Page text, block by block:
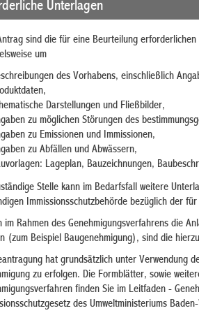
Unterlagen
sind die für eine Beurteilung
um
des Vorhabens, einschließlich
Darstellungen und Fließbilder,
zu möglichen Störungen des
zu Emissionen und Immissionen,
zu Abfällen und Abwässern,
Lageplan, Bauzeichnungen,
Stelle kann im Bedarfsfall weitere
Immissionsschutzbehörde bezüglich der
im Rahmen des Genehmigungsverfahrens die
(zum Beispiel Baugenehmigung), sind die
hat grundsätzlich unter Verwendung
zu erfolgen. Die Formblätter, sowie
finden Sie im Leitfaden -
des Umweltministeriums